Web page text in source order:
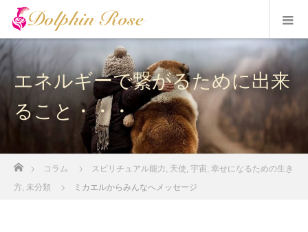
エネルギーで繋がるために出来
ること・・・
コラム スピリチュアル能力 天使 宇宙 幸せになるための生き
方 未分類 ミカエルからみんなへメッセージ